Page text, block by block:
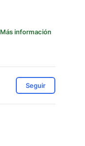
Más información
Seguir